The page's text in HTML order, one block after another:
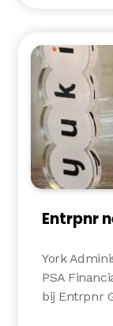
Entrpnr
York
PSA
bij Entrpnr